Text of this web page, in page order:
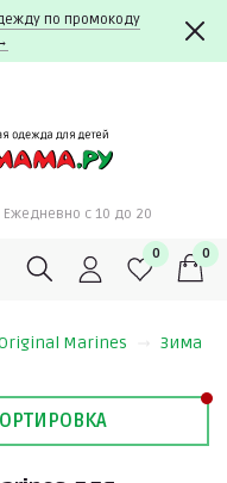
по промокоду
| Ежедневно c 10 до 20
0 0
Marines Зима